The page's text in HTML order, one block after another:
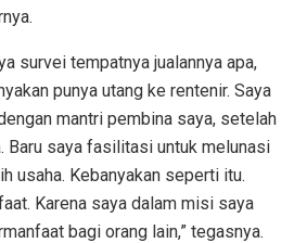
survei tempatnya jualannya apa,
punya utang ke rentenir. Saya
mantri pembina saya, setelah
Baru saya fasilitasi untuk melunasi
usaha. Kebanyakan seperti itu.
Karena saya dalam misi saya
bagi orang lain,” tegasnya.